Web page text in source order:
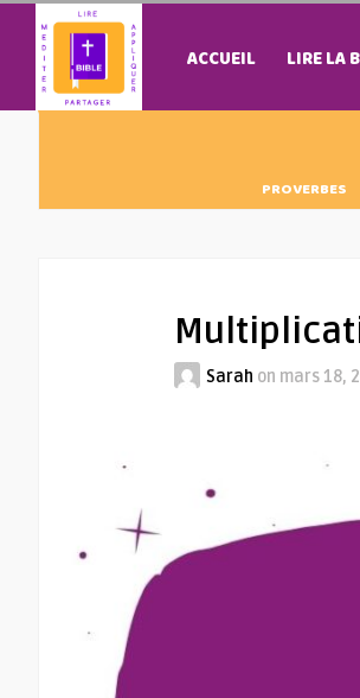
ACCUEIL LIRE LA
PROVERBES
Sarah on mars 18,